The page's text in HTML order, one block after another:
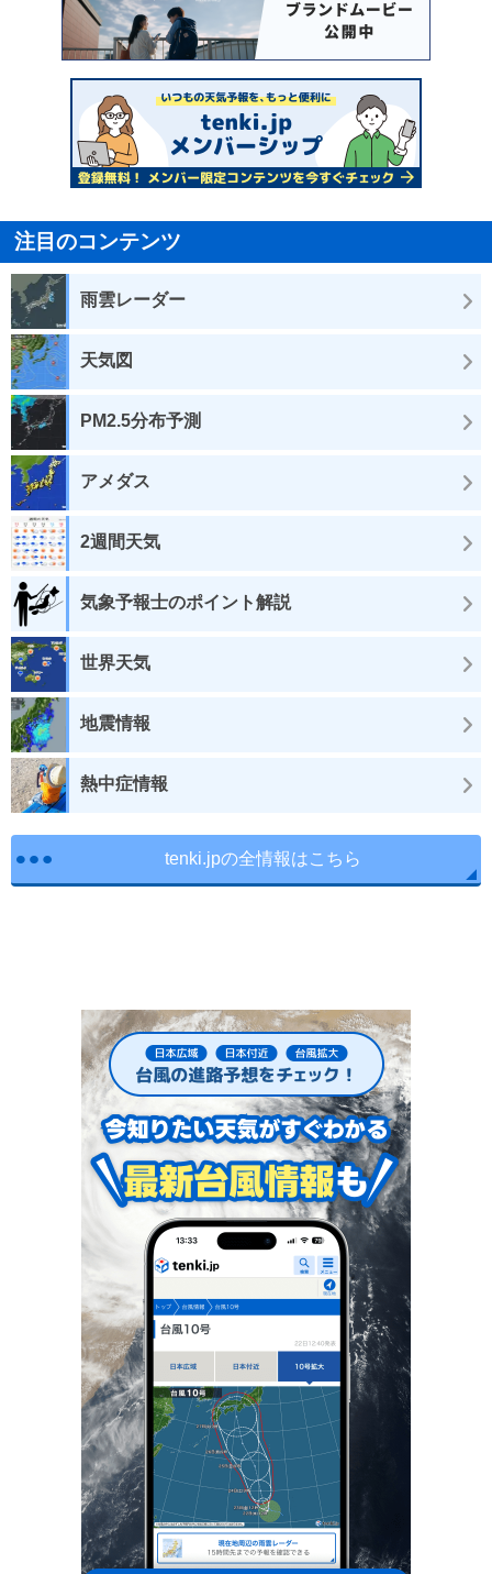
注目のコンテンツ
雨雲レーダー
天気図
PM2.5分布予測
アメダス
2週間天気
気象予報士のポイント解説
世界天気
地震情報
熱中症情報
tenki.jpの全情報はこちら